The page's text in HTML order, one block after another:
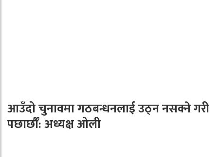
आउँदो चुनावमा गठबन्धनलाई उठ्न नसक्ने गरी
पछार्छौँ: अध्यक्ष ओली